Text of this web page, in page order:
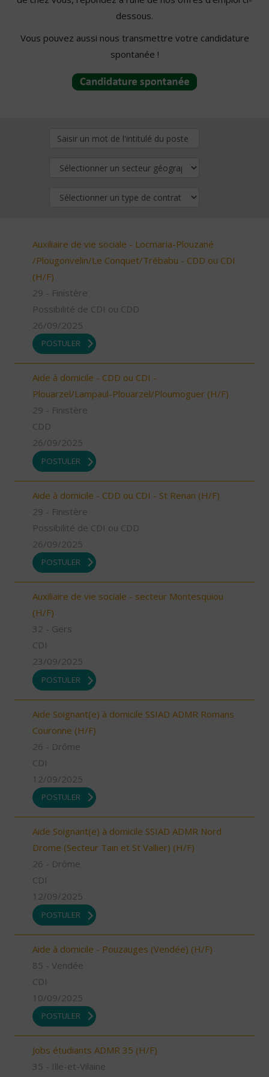
dessous.
Vous pouvez aussi nous transmettre votre candidature
spontanée !
Auxiliaire de vie sociale - Locmaria-Plouzané
/Plougonvelin/Le Conquet/Trébabu - CDD ou CDI
(H/F)
29 - Finistère
Possibilité de CDI ou CDD
26/09/2025
POSTULER
Aide à domicile - CDD ou CDI -
Plouarzel/Lampaul-Plouarzel/Ploumoguer (H/F)
29 - Finistère
CDD
26/09/2025
POSTULER
Aide à domicile - CDD ou CDI - St Renan (H/F)
29 - Finistère
Possibilité de CDI ou CDD
26/09/2025
POSTULER
Auxiliaire de vie sociale - secteur Montesquiou
(H/F)
32 - Gers
CDI
23/09/2025
POSTULER
Aide Soignant(e) à domicile SSIAD ADMR Romans
Couronne (H/F)
26 - Drôme
CDI
12/09/2025
POSTULER
Aide Soignant(e) à domicile SSIAD ADMR Nord
Drome (Secteur Tain et St Vallier) (H/F)
26 - Drôme
CDI
12/09/2025
POSTULER
Aide à domicile - Pouzauges (Vendée) (H/F)
85 - Vendée
CDI
10/09/2025
POSTULER
Jobs étudiants ADMR 35 (H/F)
35 - Ille-et-Vilaine